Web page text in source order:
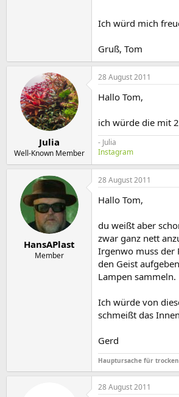
Ich würd mich
Gruß, Tom
Julia
Well-Known Member
28 August 2011
Hallo Tom,
ich würde die mit
- Julia
Instagram
HansAPlast
Member
28 August 2011
Hallo Tom,
du weißt aber
zwar ganz nett
Irgenwo muss der
den Geist
Lampen sammeln.
Ich würde von
schmeißt das
Gerd
Hauptursache für
28 August 2011